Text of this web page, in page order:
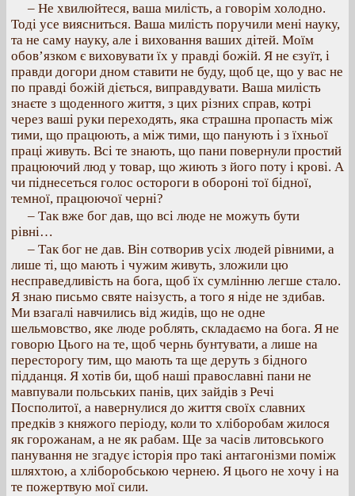
– Не хвилюйтеся, ваша милість, а говорім холодно.
Тоді усе виясниться. Ваша милість поручили мені науку,
та не саму науку, але і виховання ваших дітей. Моїм
обов’язком є виховувати їх у правді божій. Я не єзуїт, і
правди догори дном ставити не буду, щоб це, що у вас не
по правді божій діється, виправдувати. Ваша милість
знаєте з щоденного життя, з цих різних справ, котрі
через ваші руки переходять, яка страшна пропасть між
тими, що працюють, а між тими, що панують і з їхньої
праці живуть. Всі те знають, що пани повернули простий
працюючий люд у товар, що жиють з його поту і крові. А
чи піднесеться голос остороги в обороні тої бідної,
темної, працюючої черні?
– Так вже бог дав, що всі люде не можуть бути
рівні…
– Так бог не дав. Він сотворив усіх людей рівними, а
лише ті, що мають і чужим живуть, зложили цю
несправедливість на бога, щоб їх сумлінню легше стало.
Я знаю письмо святе наізусть, а того я ніде не здибав.
Ми взагалі навчились від жидів, що не одне
шельмовство, яке люде роблять, складаємо на бога. Я не
говорю Цього на те, щоб чернь бунтувати, а лише на
пересторогу тим, що мають та ще деруть з бідного
підданця. Я хотів би, щоб наші православні пани не
мавпували польських панів, цих зайдів з Речі
Посполитої, а навернулися до життя своїх славних
предків з княжого періоду, коли то хліборобам жилося
як горожанам, а не як рабам. Ще за часів литовського
панування не згадує історія про такі антагонізми поміж
шляхтою, а хліборобською чернею. Я цього не хочу і на
те пожертвую мої сили.